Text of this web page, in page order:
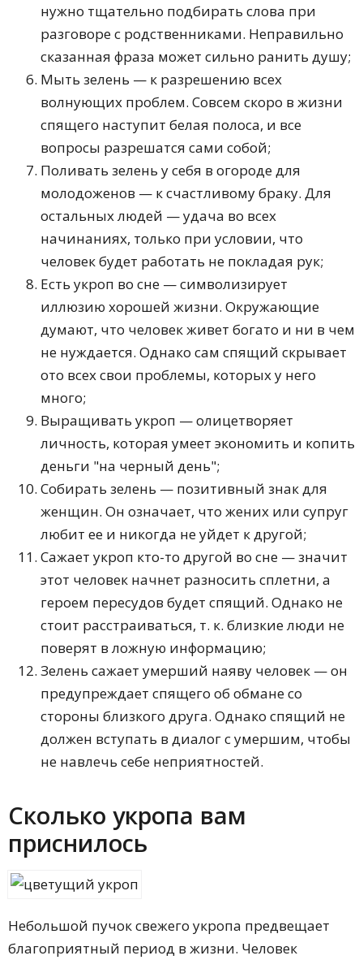
нужно тщательно подбирать слова при
разговоре с родственниками. Неправильно
сказанная фраза может сильно ранить душу;
Мыть зелень — к разрешению всех
волнующих проблем. Совсем скоро в жизни
спящего наступит белая полоса, и все
вопросы разрешатся сами собой;
Поливать зелень у себя в огороде для
молодоженов — к счастливому браку. Для
остальных людей — удача во всех
начинаниях, только при условии, что
человек будет работать не покладая рук;
Есть укроп во сне — символизирует
иллюзию хорошей жизни. Окружающие
думают, что человек живет богато и ни в чем
не нуждается. Однако сам спящий скрывает
ото всех свои проблемы, которых у него
много;
Выращивать укроп — олицетворяет
личность, которая умеет экономить и копить
деньги "на черный день";
Собирать зелень — позитивный знак для
женщин. Он означает, что жених или супруг
любит ее и никогда не уйдет к другой;
Сажает укроп кто-то другой во сне — значит
этот человек начнет разносить сплетни, а
героем пересудов будет спящий. Однако не
стоит расстраиваться, т. к. близкие люди не
поверят в ложную информацию;
Зелень сажает умерший наяву человек — он
предупреждает спящего об обмане со
стороны близкого друга. Однако спящий не
должен вступать в диалог с умершим, чтобы
не навлечь себе неприятностей.
Сколько укропа вам
приснилось
Небольшой пучок свежего укропа предвещает
благоприятный период в жизни. Человек